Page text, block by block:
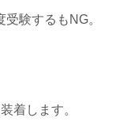
験するもNG。
着します。